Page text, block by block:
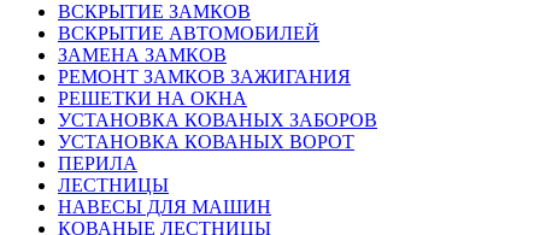
ВСКРЫТИЕ ЗАМКОВ
ВСКРЫТИЕ АВТОМОБИЛЕЙ
ЗАМЕНА ЗАМКОВ
РЕМОНТ ЗАМКОВ ЗАЖИГАНИЯ
РЕШЕТКИ НА ОКНА
УСТАНОВКА КОВАНЫХ ЗАБОРОВ
УСТАНОВКА КОВАНЫХ ВОРОТ
ПЕРИЛА
ЛЕСТНИЦЫ
НАВЕСЫ ДЛЯ МАШИН
КОВАНЫЕ ЛЕСТНИЦЫ